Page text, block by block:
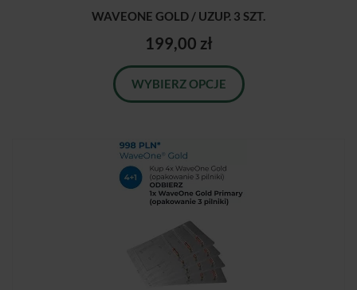
WAVEONE GOLD / UZUP. 3 SZT.
199,00 zł
WYBIERZ OPCJE